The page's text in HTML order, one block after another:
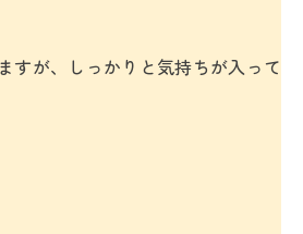
すが、しっかりと気持ちが入って